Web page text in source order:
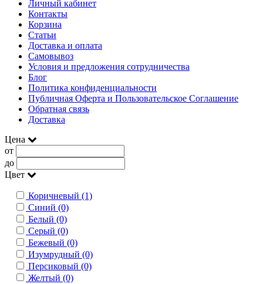
Личный кабинет
Контакты
Корзина
Статьи
Доставка и оплата
Самовывоз
Условия и предложения сотрудничества
Блог
Политика конфиденциальности
Публичная Оферта и Пользовательское Соглашение
Обратная связь
Доставка
Цена
от
до
Цвет
Коричневый (1)
Синий (0)
Белый (0)
Серый (0)
Бежевый (0)
Изумрудный (0)
Персиковый (0)
Желтый (0)